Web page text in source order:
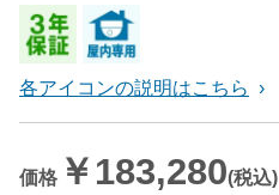
各アイコンの説明はこちら
価格 ￥183,280(税込)